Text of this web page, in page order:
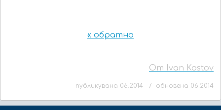
« обратно
От Ivan Kostov
публикувана 06.2014 / обновена 06.2014